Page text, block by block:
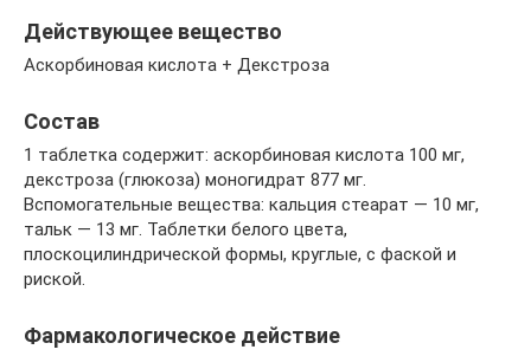
Действующее вещество
Аскорбиновая кислота + Декстроза
Состав
1 таблетка содержит: аскорбиновая кислота 100 мг,
декстроза (глюкоза) моногидрат 877 мг.
Вспомогательные вещества: кальция стеарат — 10 мг,
тальк — 13 мг. Таблетки белого цвета,
плоскоцилиндрической формы, круглые, с фаской и
риской.
Фармакологическое действие